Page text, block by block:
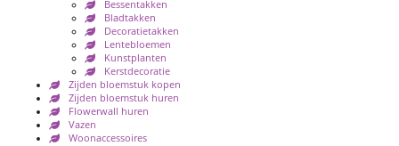
Bessentakken
Bladtakken
Decoratietakken
Lentebloemen
Kunstplanten
Kerstdecoratie
Zijden bloemstuk kopen
Zijden bloemstuk huren
Flowerwall huren
Vazen
Woonaccessoires